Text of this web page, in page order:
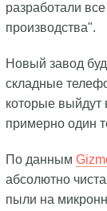
разработали
производства".
Новый завод
складные
которые выйдут
примерно один
По данным
абсолютно
пыли на